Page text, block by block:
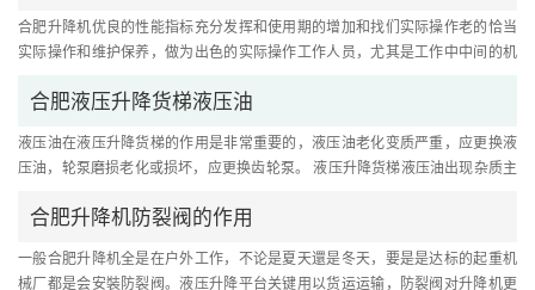
合肥升降机优良的性能指标充分发挥和使用期的增加和找们实际操作老的恰当
实际操作和维护保养，做为出色的实际操作工作人员，尤其是工作中中间的机
合肥液压升降货梯液压油
液压油在液压升降货梯的作用是非常重要的，液压油老化变质严重，应更换液
压油，轮泵磨损老化或损坏，应更换齿轮泵。 液压升降货梯液压油出现杂质主
合肥升降机防裂阀的作用
一般合肥升降机全是在户外工作，不论是夏天還是冬天，要是是达标的起重机
械厂都是会安裝防裂阀。液压升降平台关键用以货运运输，防裂阀对升降机更